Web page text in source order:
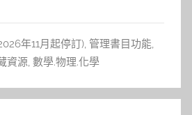
年11月起停訂), 管理書目功能
資源 數學.物理.化學